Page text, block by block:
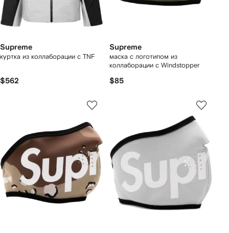
Supreme
куртка из коллаборации с TNF
$562
Supreme
маска с логотипом из
коллаборации с Windstopper
$85